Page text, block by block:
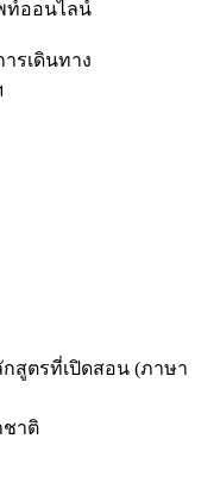
ท์ออนไลน์
รเดินทาง
สูตรที่เปิดสอน (ภาษา
าติ